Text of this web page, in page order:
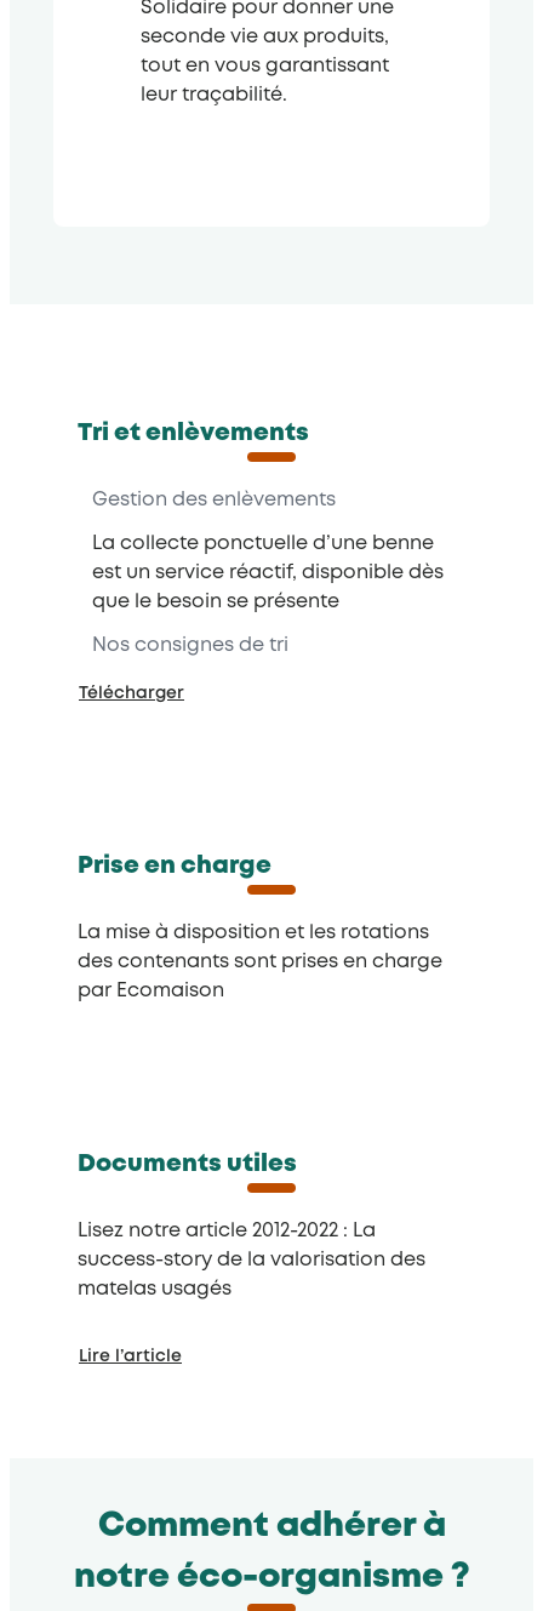
Solidaire pour donner une
seconde vie aux produits,
tout en vous garantissant
leur traçabilité.
Tri et enlèvements
Gestion des enlèvements
La collecte ponctuelle d’une benne
est un service réactif, disponible dès
que le besoin se présente
Nos consignes de tri
Télécharger
Prise en charge
La mise à disposition et les rotations
des contenants sont prises en charge
par Ecomaison
Documents utiles
Lisez notre article 2012-2022 : La
success-story de la valorisation des
matelas usagés
Lire l’article
Comment adhérer à
notre éco-organisme ?